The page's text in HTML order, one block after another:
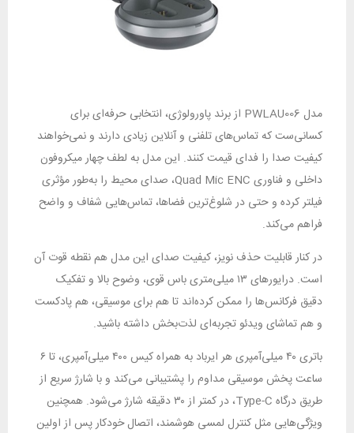
مدل PWLAU006 از برند پاورولوژی، انتخابی حرفه‌ای برای
کسانی‌ست که تماس‌های تلفنی و آنلاین زیادی دارند و نمی‌خواهند
کیفیت صدا را فدای قیمت کنند. این مدل به لطف چهار میکروفون
داخلی و فناوری Quad Mic ENC، صدای محیط را به‌طور مؤثری
فیلتر کرده و حتی در شلوغ‌ترین فضاها، تماس‌هایی شفاف و واضح
فراهم می‌کند.
در کنار قابلیت حذف نویز، کیفیت صدای این مدل هم نقطه قوت آن
است. درایورهای ۱۳ میلی‌متری باس قوی، وضوح بالا و تفکیک
دقیق فرکانس‌ها را ممکن کرده‌اند تا هم برای موسیقی، هم پادکست
و هم تماشای ویدئو تجربه‌ای لذت‌بخش داشته باشید.
باتری ۴۰ میلی‌آمپری هر ایرباد به همراه کیس ۴۰۰ میلی‌آمپری، تا ۶
ساعت پخش موسیقی مداوم را پشتیبانی می‌کند و با شارژ سریع از
طریق درگاه Type-C، در کمتر از ۳۰ دقیقه شارژ می‌شود. همچنین
ویژگی‌هایی مثل کنترل لمسی هوشمند، اتصال خودکار پس از اولین